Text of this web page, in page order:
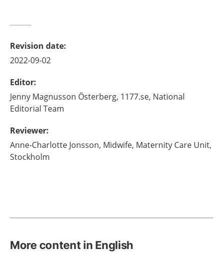
Revision date:
2022-09-02
Editor:
Jenny Magnusson Österberg, 1177.se, National
Editorial Team
Reviewer:
Anne-Charlotte Jonsson, Midwife, Maternity Care Unit,
Stockholm
More content in English